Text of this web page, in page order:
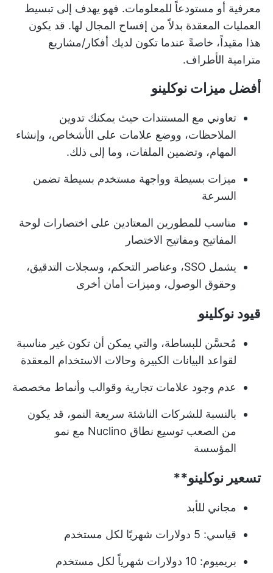
معرفية أو مستودعاً للمعلومات. فهو يهدف إلى تبسيط
العمليات المعقدة بدلاً من إفساح المجال لها. قد يكون
هذا مقيداً، خاصةً عندما تكون لديك أفكار/مشاريع
مترامية الأطراف.
أفضل ميزات نوكلينو
تعاوني مع المستندات حيث يمكنك تدوين
الملاحظات، ووضع علامات على الأشخاص، وإنشاء
المهام، وتضمين الملفات، وما إلى ذلك.
ميزات بسيطة وواجهة مستخدم بسيطة تضمن
السرعة
مناسب للمطورين المعتادين على اختصارات لوحة
المفاتيح ومفاتيح الاختصار
يشمل SSO، وعناصر التحكم، وسجلات التدقيق،
وحقوق الوصول، وميزات أمان أخرى
قيود نوكلينو
مُحسَّن للبساطة، والتي يمكن أن تكون غير مناسبة
لقواعد البيانات الكبيرة وحالات الاستخدام المعقدة
عدم وجود علامات تجارية وقوالب وأنماط مخصصة
بالنسبة للشركات الناشئة سريعة النمو، قد يكون
من الصعب توسيع نطاق Nuclino مع نمو
المؤسسة
تسعير نوكلينو**
مجاني للأبد
قياسي: 5 دولارات شهريًا لكل مستخدم
بريميوم: 10 دولارات شهرياً لكل مستخدم